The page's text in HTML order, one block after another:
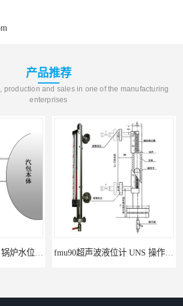
产品推荐
production and sales in one of the manufacturing
enterprises